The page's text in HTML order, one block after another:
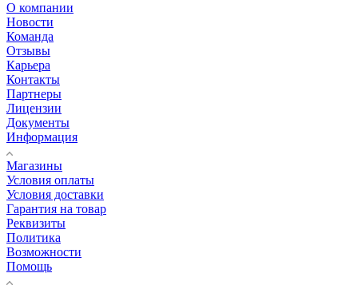
О компании
Новости
Команда
Отзывы
Карьера
Контакты
Партнеры
Лицензии
Документы
Информация
Магазины
Условия оплаты
Условия доставки
Гарантия на товар
Реквизиты
Политика
Возможности
Помощь